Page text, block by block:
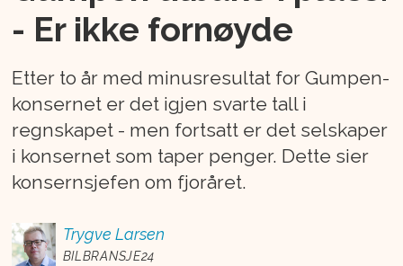
- Er ikke fornøyde
Etter to år med minusresultat for Gumpen-
konsernet er det igjen svarte tall i
regnskapet - men fortsatt er det selskaper
i konsernet som taper penger. Dette sier
konsernsjefen om fjoråret.
Trygve Larsen
BILBRANSJE24